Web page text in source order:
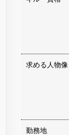
求める人物像
勤務地